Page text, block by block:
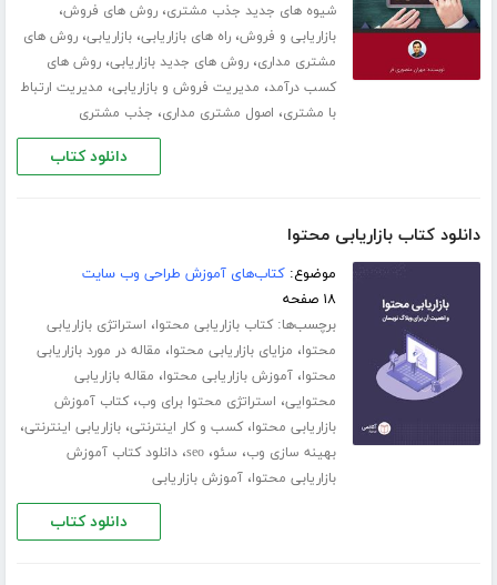
شیوه های جدید جذب مشتری،روش های فروش،
بازاریابی و فروش،راه های بازاریابی،بازاریابی،روش های
مشتری مداری،روش های جدید بازاریابی،روش های
کسب درآمد، مدیریت فروش و بازاریابی، مدیریت ارتباط
با مشتری، اصول مشتری مداری، جذب مشتری
دانلود کتاب
دانلود کتاب بازاریابی محتوا
موضوع:کتاب‌های آموزش طراحی وب سایت
۱۸ صفحه
برچسب‌ها:کتاب بازاریابی محتوا، استراتژی بازاریابی
محتوا، مزایای بازاریابی محتوا، مقاله در مورد بازاریابی
محتوا،آموزش بازاریابی محتوا، مقاله بازاریابی
محتوایی، استراتژی محتوا برای وب،کتاب آموزش
بازاریابی محتوا،کسب و کار اینترنتی،بازاریابی اینترنتی،
بهینه سازی وب، سئو،seo،دانلود کتاب آموزش
بازاریابی محتوا،آموزش بازاریابی
دانلود کتاب